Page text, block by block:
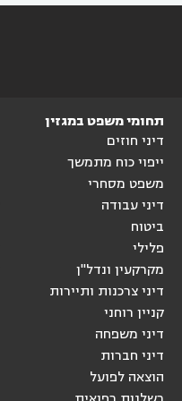
תחומי משפט במגזין
דיני חוזים
ייפוי כוח מתמשך
משפט מסחרי
דיני עבודה
ביטוח
פלילי
מקרקעין ונדל"ן
דיני צרכנות ותיירות
קניין רוחני
דיני משפחה
דיני חברות
הוצאה לפועל